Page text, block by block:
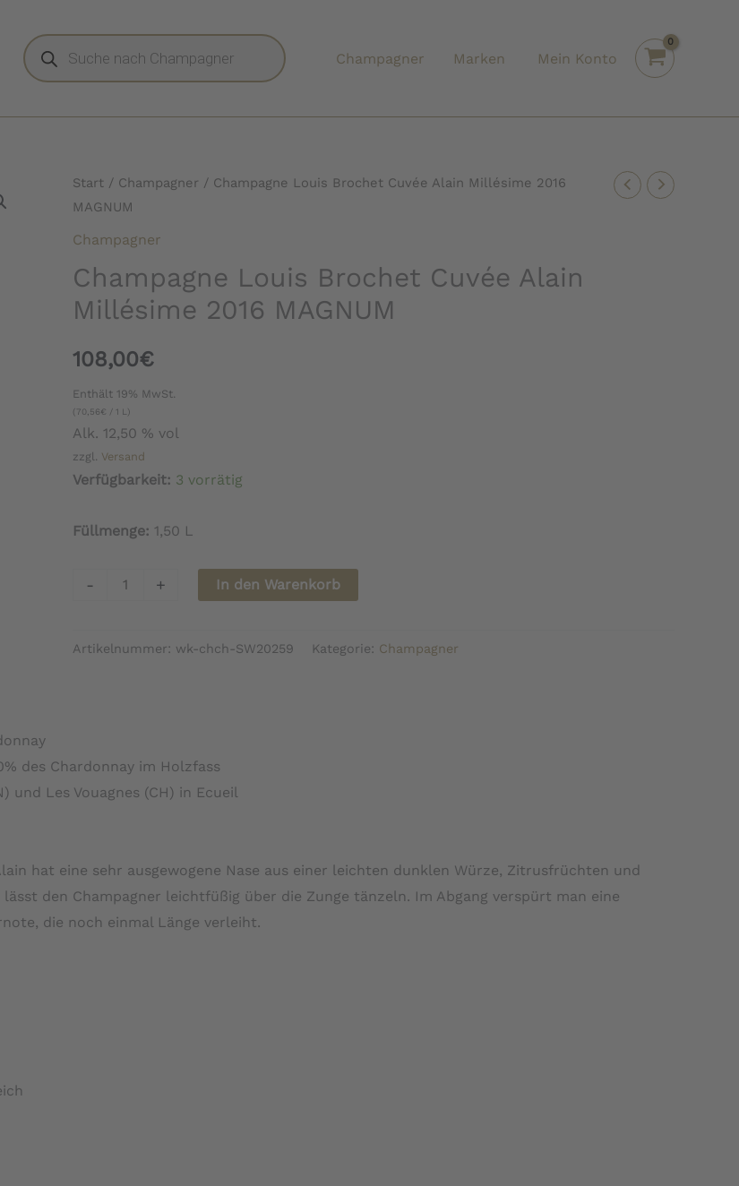
Products
search
Champagner Marken Mein Konto
Start / Champagner / Champagne Louis Brochet Cuvée Alain Millésime 2016
MAGNUM
Champagner
Champagne Louis Brochet Cuvée Alain
Millésime 2016 MAGNUM
108,00€
Enthält 19% MwSt.
( 70,56€ / 1 L)
Alk. 12,50 % vol
zzgl. Versand
Verfügbarkeit: 3 vorrätig
Füllmenge: 1,50 L
-
Champagne
Cuvée
MAGNUM
Menge
+ In den Warenkorb
Artikelnummer: wk-chch-SW20259 Kategorie: Champagner
des Chardonnay im Holzfass
und Les Vouagnes (CH) in Ecueil
hat eine sehr ausgewogene Nase aus einer leichten dunklen Würze, Zitrusfrüchten und
lässt den Champagner leichtfüßig über die Zunge tänzeln. Im Abgang verspürt man eine
die noch einmal Länge verleiht.